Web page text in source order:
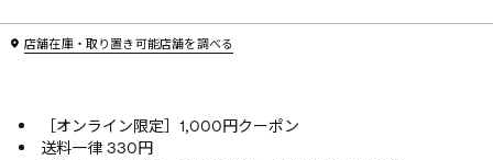
店舗在庫・取り置き可能店舗を調べる
［オンライン限定］1,000円クーポン
送料一律 330円